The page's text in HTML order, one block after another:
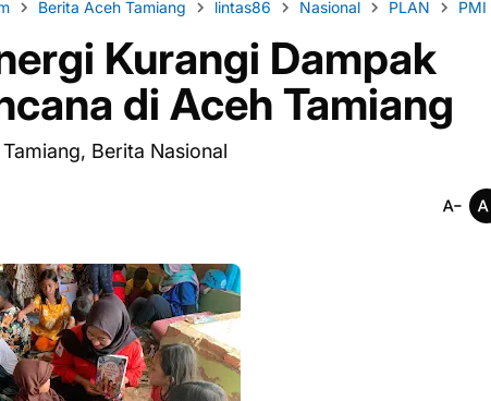
Berita Aceh Tamiang lintas86 Nasional PLAN PMI
Kurangi Dampak
di Aceh Tamiang
Berita Nasional